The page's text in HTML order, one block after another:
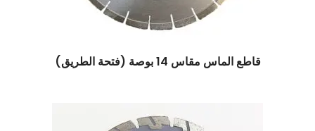
قاطع الماس مقاس 14 بوصة (فتحة الطريق)